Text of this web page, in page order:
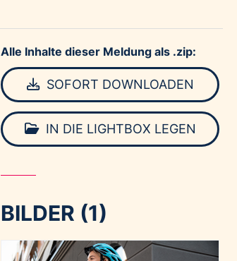
Alle Inhalte dieser Meldung als .zip:
SOFORT DOWNLOADEN
IN DIE LIGHTBOX LEGEN
BILDER (1)